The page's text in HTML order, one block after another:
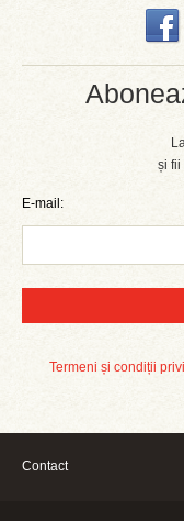
și fii
E-mail:
Termeni și condiții
Contact